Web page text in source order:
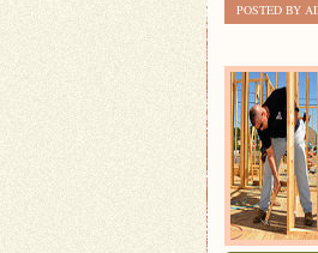
POSTED BY